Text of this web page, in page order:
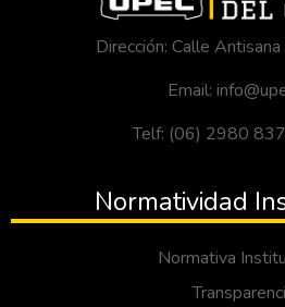
Dirección: Calle
Email:
Telf: (06) 2980
Normatividad
Normativa